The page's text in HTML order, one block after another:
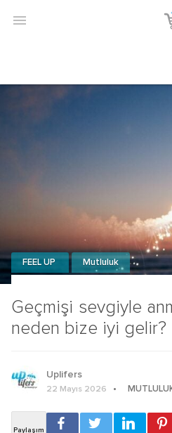

Geçmişi sevgiyle
neden bize iyi gelir?
FEEL UP Mutluluk
Uplifers
22 Mayıs 2026